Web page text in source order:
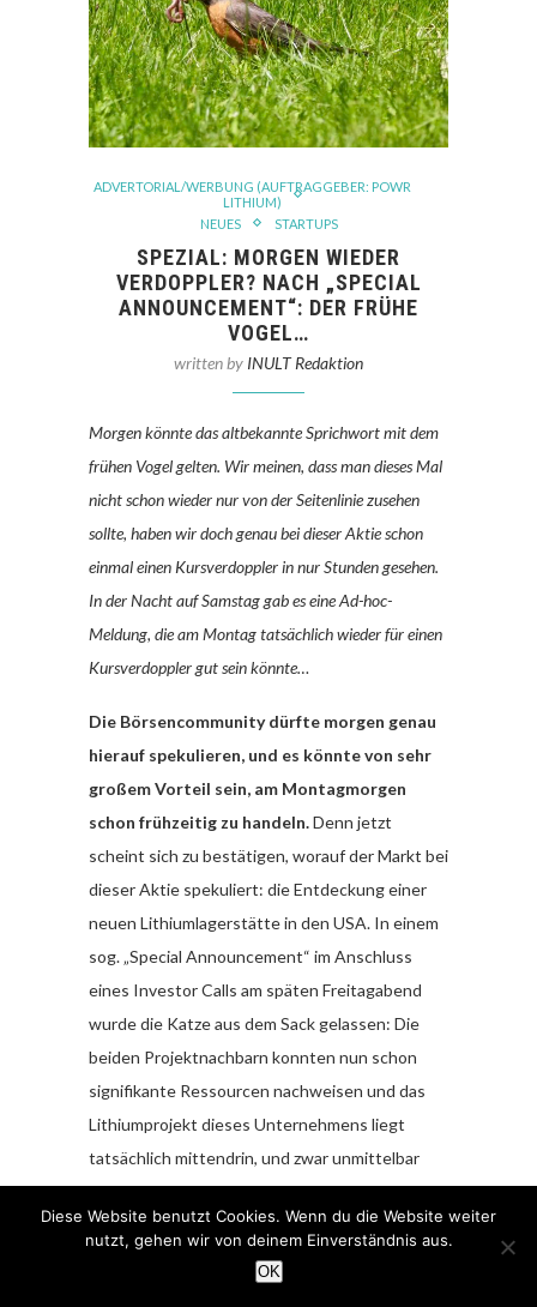
ADVERTORIAL/WERBUNG (AUFTRAGGEBER: POWR
LITHIUM)
NEUES
STARTUPS
SPEZIAL: MORGEN WIEDER
VERDOPPLER? NACH „SPECIAL
ANNOUNCEMENT“: DER FRÜHE
VOGEL…
written by INULT Redaktion
Morgen könnte das altbekannte Sprichwort mit dem
frühen Vogel gelten. Wir meinen, dass man dieses Mal
nicht schon wieder nur von der Seitenlinie zusehen
sollte, haben wir doch genau bei dieser Aktie schon
einmal einen Kursverdoppler in nur Stunden gesehen.
In der Nacht auf Samstag gab es eine Ad-hoc-
Meldung, die am Montag tatsächlich wieder für einen
Kursverdoppler gut sein könnte…
Die Börsencommunity dürfte morgen genau
hierauf spekulieren, und es könnte von sehr
großem Vorteil sein, am Montagmorgen
schon frühzeitig zu handeln.Denn jetzt
scheint sich zu bestätigen, worauf der Markt bei
dieser Aktie spekuliert: die Entdeckung einer
neuen Lithiumlagerstätte in den USA. In einem
sog. „Special Announcement“ im Anschluss
eines Investor Calls am späten Freitagabend
wurde die Katze aus dem Sack gelassen: Die
beiden Projektnachbarn konnten nun schon
signifikante Ressourcen nachweisen und das
Lithiumprojekt dieses Unternehmens liegt
tatsächlich mittendrin, und zwar unmittelbar
benachbart. Jetzt hat man gebohrt und die
Werte sehen genauso vielversprechend aus
wie die der Nachbarn, die der Markt teils schon
Diese Website benutzt Cookies. Wenn du die Website weiter
nutzt, gehen wir von deinem Einverständnis aus.
OK